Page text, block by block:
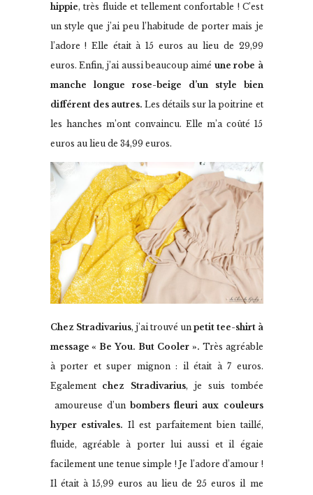
hippie, très fluide et tellement confortable ! C’est
un style que j’ai peu l’habitude de porter mais je
l’adore ! Elle était à 15 euros au lieu de 29,99
euros. Enfin, j’ai aussi beaucoup aimé une robe à
manche longue rose-beige d’un style bien
différent des autres. Les détails sur la poitrine et
les hanches m’ont convaincu. Elle m’a coûté 15
euros au lieu de 34,99 euros.
Chez Stradivarius, j’ai trouvé un petit tee-shirt à
message « Be You. But Cooler ». Très agréable
à porter et super mignon : il était à 7 euros.
Egalement chez Stradivarius, je suis tombée
amoureuse d’un bombers fleuri aux couleurs
hyper estivales. Il est parfaitement bien taillé,
fluide, agréable à porter lui aussi et il égaie
facilement une tenue simple ! Je l’adore d’amour !
Il était à 15,99 euros au lieu de 25 euros il me